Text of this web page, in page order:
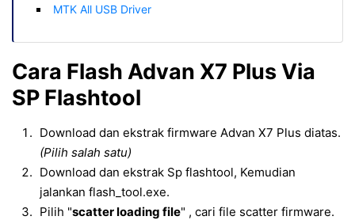
MTK All USB Driver
Cara Flash Advan X7 Plus Via
SP Flashtool
Download dan ekstrak firmware Advan X7 Plus diatas.
(Pilih salah satu)
Download dan ekstrak Sp flashtool, Kemudian
jalankan flash_tool.exe.
Pilih "scatter loading file" , cari file scatter firmware.